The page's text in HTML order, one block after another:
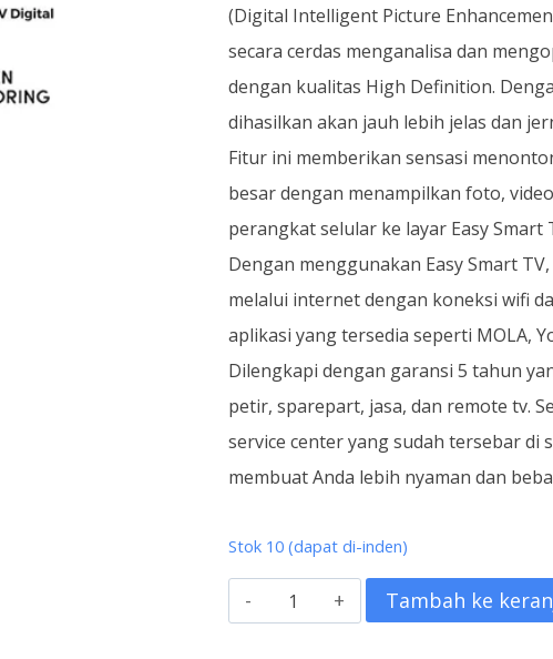
(Digital Intelligent Picture
secara cerdas menganalisa dan
dengan kualitas High Definition.
dihasilkan akan jauh lebih jelas dan
Fitur ini memberikan sensasi
besar dengan menampilkan foto,
perangkat selular ke layar Easy Smart
Dengan menggunakan Easy Smart
melalui internet dengan koneksi wifi
aplikasi yang tersedia seperti MOLA,
Dilengkapi dengan garansi 5 tahun
petir, sparepart, jasa, dan remote tv.
service center yang sudah tersebar di
membuat Anda lebih nyaman dan
Stok 10 (dapat di-inden)
Kuantitas
Easy
Tambah ke